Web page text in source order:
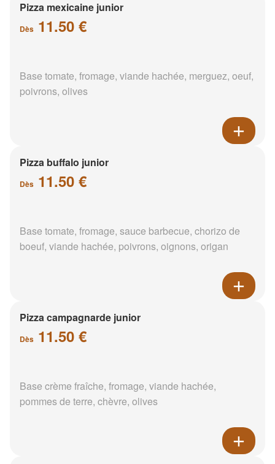
Pizza mexicaine junior
Dès 11.50 €
Base tomate, fromage, viande hachée, merguez, oeuf,
poivrons, olives
Pizza buffalo junior
Dès 11.50 €
Base tomate, fromage, sauce barbecue, chorizo de
boeuf, viande hachée, poivrons, oignons, origan
Pizza campagnarde junior
Dès 11.50 €
Base crème fraîche, fromage, viande hachée,
pommes de terre, chèvre, olives